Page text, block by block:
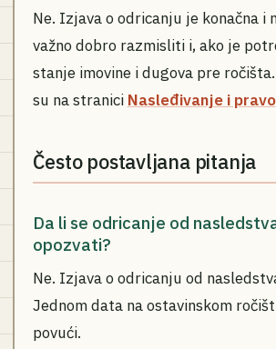
Ne. Izjava o odricanju je konačna i
važno dobro razmisliti i, ako je
stanje imovine i dugova pre
su na stranici Nasleđivanje i pravo
Često postavljana pitanja
Da li se odricanje od
opozvati?
Ne. Izjava o odricanju od
Jednom data na ostavinskom
povući.